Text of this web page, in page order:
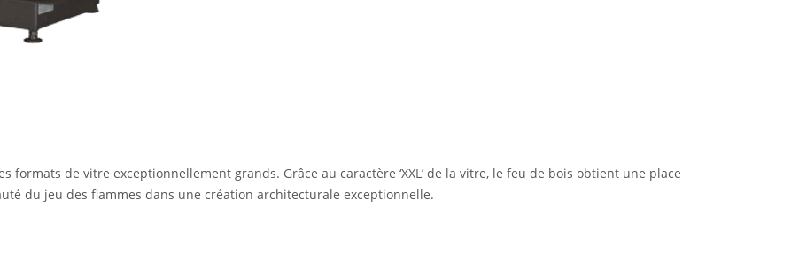
formats de vitre exceptionnellement grands. Grâce au caractère ‘XXL’ de la vitre, le feu de bois obtient une place
du jeu des flammes dans une création architecturale exceptionnelle.